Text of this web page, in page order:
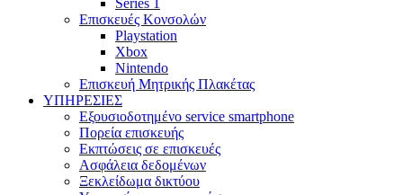
Series 1
Επισκευές Κονσολών
Playstation
Xbox
Nintendo
Επισκευή Μητρικής Πλακέτας
YΠΗΡΕΣΙΕΣ
Εξουσιοδοτημένο service smartphone
Πορεία επισκευής
Εκπτώσεις σε επισκευές
Ασφάλεια δεδομένων
Ξεκλείδωμα δικτύου